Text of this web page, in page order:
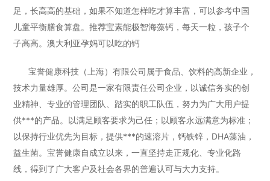
足，长高高的基础，如果不知道怎样吃才算丰富，可以参考中国
儿童平衡膳食算盘。推荐宝素能极智海藻钙，每天一粒，孩子个
子高高。澳大利亚孕妈可以吃的钙
宝誉健康科技（上海）有限公司属于食品、饮料的高新企业，
技术力量雄厚。公司是一家有限责任公司企业，以诚信务实的创
业精神、专业的管理团队、踏实的职工队伍，努力为广大用户提
供***的产品。以满足顾客要求为己任；以顾客永远满意为标准；
以保持行业优先为目标，提供***的速溶片，钙铁锌，DHA藻油，
益生菌。宝誉健康自成立以来，一直坚持走正规化、专业化路
线，得到了广大客户及社会各界的普遍认可与大力支持。